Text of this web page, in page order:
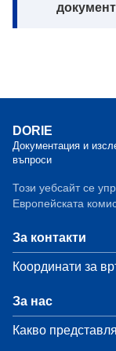
DORIE
Документация и
въпроси
Този уебсайт се
Европейската
За контакти
Координати за
За нас
Какво